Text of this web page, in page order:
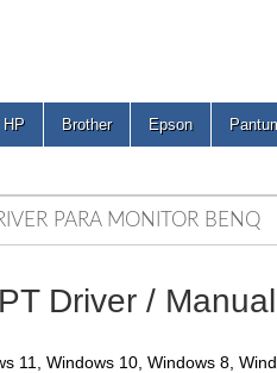
HP Brother Epson
PARA MONITOR BENQ
Driver /
11, Windows 10, Windows 8,